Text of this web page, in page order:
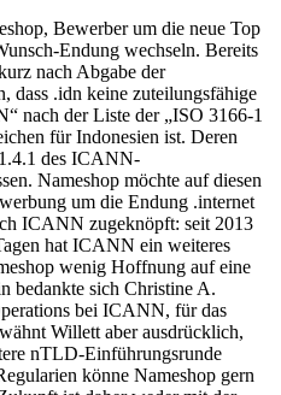
Bewerber um die neue Top
Endung wechseln. Bereits
nach Abgabe der
dass .idn keine zuteilungsfähige
nach der Liste der „ISO 3166-1
für Indonesien ist. Deren
des ICANN-
Nameshop möchte auf diesen
um die Endung .internet
ICANN zugeknöpft: seit 2013
hat ICANN ein weiteres
wenig Hoffnung auf eine
bedankte sich Christine A.
bei ICANN, für das
Willett aber ausdrücklich,
nTLD-Einführungsrunde
könne Nameshop gern